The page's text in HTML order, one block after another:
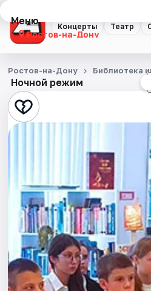
Концерты Театр
Меню
Ростов-на-Дону
Концерты
Театр
Стендап
Экскурсии
Спорт
События
Ночной режим
Ростов-на-Дону Библиотека